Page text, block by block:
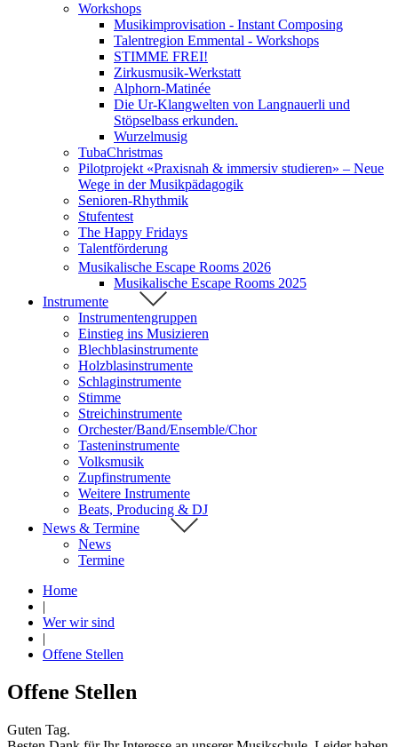
Workshops
Musikimprovisation - Instant Composing
Talentregion Emmental - Workshops
STIMME FREI!
Zirkusmusik-Werkstatt
Alphorn-Matinée
Die Ur-Klangwelten von Langnauerli und
Stöpselbass erkunden.
Wurzelmusig
TubaChristmas
Pilotprojekt «Praxisnah & immersiv studieren» – Neue
Wege in der Musikpädagogik
Senioren-Rhythmik
Stufentest
The Happy Fridays
Talentförderung
Musikalische Escape Rooms 2026
Musikalische Escape Rooms 2025
Instrumente
Instrumentengruppen
Einstieg ins Musizieren
Blechblasinstrumente
Holzblasinstrumente
Schlaginstrumente
Stimme
Streichinstrumente
Orchester/Band/Ensemble/Chor
Tasteninstrumente
Volksmusik
Zupfinstrumente
Weitere Instrumente
Beats, Producing & DJ
News & Termine
News
Termine
Home
Wer wir sind
Offene Stellen
Offene Stellen
Guten Tag.